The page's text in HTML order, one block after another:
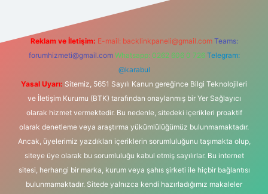
Reklam ve İletişim: E-mail: backlinkpaneli@gmail.com Teams:
forumhizmeti@gmail.com Whatsapp: 0262 606 0 726 Telegram:
@karabul
Yasal Uyarı: Sitemiz, 5651 Sayılı Kanun gereğince Bilgi Teknolojileri
ve İletişim Kurumu (BTK) tarafından onaylanmış bir Yer Sağlayıcı
olarak hizmet vermektedir. Bu nedenle, sitedeki içerikleri proaktif
olarak denetleme veya araştırma yükümlülüğümüz bulunmamaktadır.
Ancak, üyelerimiz yazdıkları içeriklerin sorumluluğunu taşımakta olup,
siteye üye olarak bu sorumluluğu kabul etmiş sayılırlar. Bu internet
sitesi, herhangi bir marka, kurum veya şahıs şirketi ile hiçbir bağlantısı
bulunmamaktadır. Sitede yalnızca kendi hazırladığımız makaleler